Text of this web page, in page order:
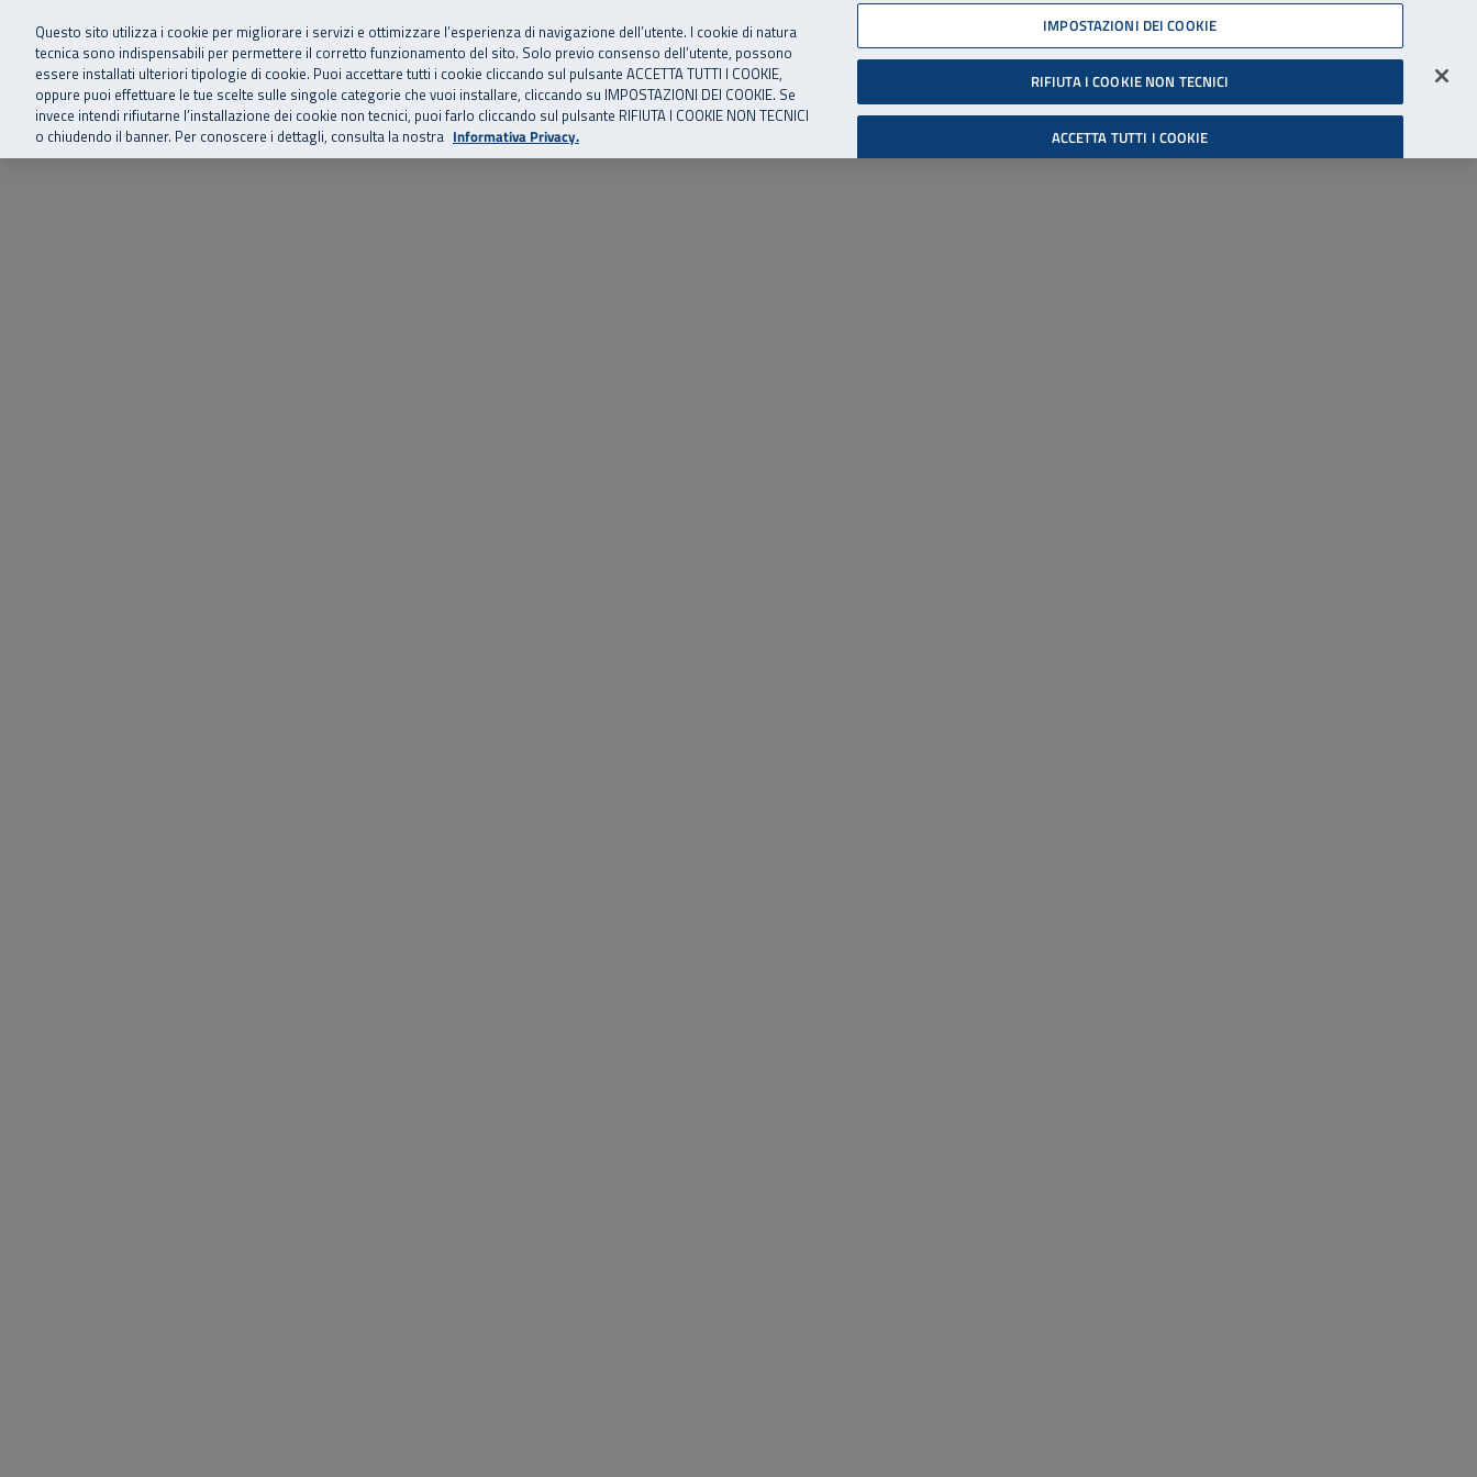
Vai al menu principale
Vai al contenuto principale
Vai al Footer 06 45539607
SuperAbile - il Contact Center Inail per il mondo della disabilità
Home Chi siamo Storie, news ed eventi Risorse utili Supporto Accessibilità
Cerca
Accedi all'area riservata
Questo sito utilizza i cookie per migliorare i servizi e ottimizzare l’esperienza di navigazione dell’utente. I cookie di natura
tecnica sono indispensabili per permettere il corretto funzionamento del sito. Solo previo consenso dell’utente, possono
essere installati ulteriori tipologie di cookie. Puoi accettare tutti i cookie cliccando sul pulsante ACCETTA TUTTI I COOKIE,
oppure puoi effettuare le tue scelte sulle singole categorie che vuoi installare, cliccando su IMPOSTAZIONI DEI COOKIE. Se
invece intendi rifiutarne l’installazione dei cookie non tecnici, puoi farlo cliccando sul pulsante RIFIUTA I COOKIE NON TECNICI
o chiudendo il banner. Per conoscere i dettagli, consulta la nostra Informativa Privacy.
IMPOSTAZIONI DEI COOKIE
RIFIUTA I COOKIE NON TECNICI
ACCETTA TUTTI I COOKIE